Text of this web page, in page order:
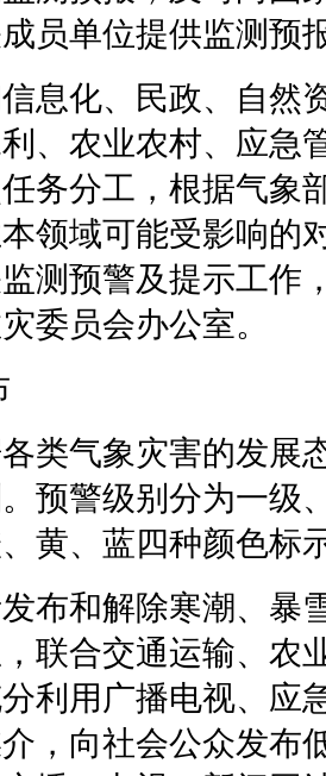
员单位提供监测预
息化、民政、自然
、农业农村、应急
务分工，根据气象
领域可能受影响的
测预警及提示工作
委员会办公室。
类气象灾害的发展
预警级别分为一级
黄、蓝四种颜色标
布和解除寒潮、暴
联合交通运输、农
利用广播电视、应
，向社会公众发布